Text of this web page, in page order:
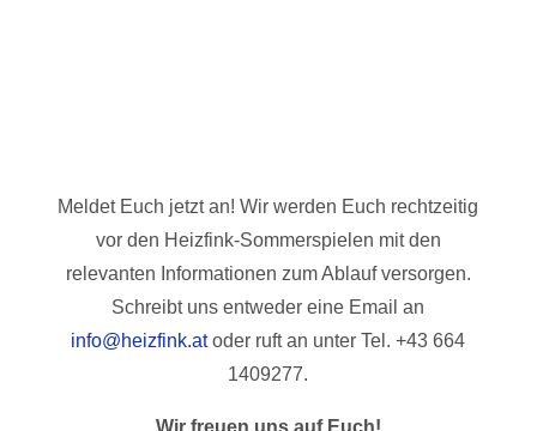
Meldet Euch jetzt an! Wir werden Euch rechtzeitig
vor den Heizfink-Sommerspielen mit den
relevanten Informationen zum Ablauf versorgen.
Schreibt uns entweder eine Email an
info@heizfink.atoder ruft an unter Tel. +43 664
1409277.
Wir freuen uns auf Euch!